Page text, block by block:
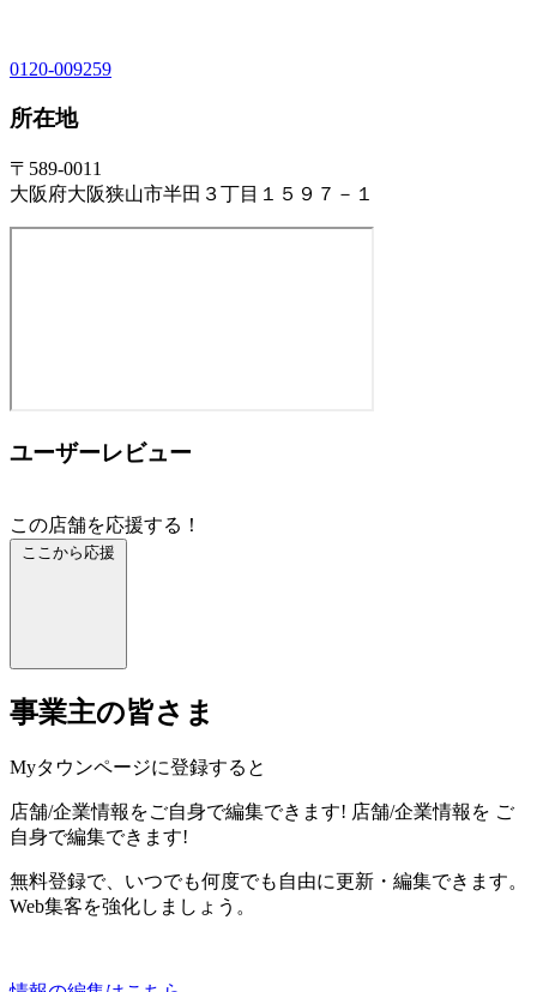
0120-009259
所在地
〒589-0011
大阪府大阪狭山市半田３丁目１５９７－１
ユーザーレビュー
この店舗を応援する！
ここから応援
事業主の皆さま
Myタウンページに登録すると
店舗/企業情報をご自身で編集できます! 店舗/企業情報を ご
自身で編集できます!
無料登録で、いつでも何度でも自由に更新・編集できます。
Web集客を強化しましょう。